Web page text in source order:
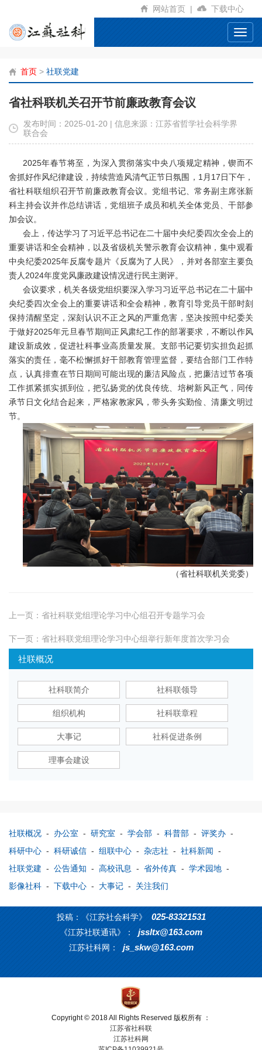
网站首页 | 下载中心
首页 > 社联党建
省社科联机关召开节前廉政教育会议
发布时间：2025-01-20 | 信息来源：江苏省哲学社会科学界
联合会
2025年春节将至，为深入贯彻落实中央八项规定精神，锲而不
舍抓好作风纪律建设，持续营造风清气正节日氛围，1月17日下午，
省社科联组织召开节前廉政教育会议。党组书记、常务副主席张新
科主持会议并作总结讲话，党组班子成员和机关全体党员、干部参
加会议。
会上，传达学习了习近平总书记在二十届中央纪委四次全会上的
重要讲话和全会精神，以及省级机关警示教育会议精神，集中观看
中央纪委2025年反腐专题片《反腐为了人民》，并对各部室主要负
责人2024年度党风廉政建设情况进行民主测评。
会议要求，机关各级党组织要深入学习习近平总书记在二十届中
央纪委四次全会上的重要讲话和全会精神，教育引导党员干部时刻
保持清醒坚定，深刻认识不正之风的严重危害，坚决按照中纪委关
于做好2025年元旦春节期间正风肃纪工作的部署要求，不断以作风
建设新成效，促进社科事业高质量发展。支部书记要切实担负起抓
落实的责任，毫不松懈抓好干部教育管理监督，要结合部门工作特
点，认真排查在节日期间可能出现的廉洁风险点，把廉洁过节各项
工作抓紧抓实抓到位，把弘扬党的优良传统、培树新风正气，同传
承节日文化结合起来，严格家教家风，带头务实勤俭、清廉文明过
节。
（省社科联机关党委）
上一页： 省社科联党组理论学习中心组召开专题学习会
下一页： 省社科联党组理论学习中心组举行新年度首次学习会
社联概况
社科联简介 社科联领导
组织机构 社科联章程
大事记 社科促进条例
理事会建设
社联概况 - 办公室 - 研究室 - 学会部 - 科普部 - 评奖办 -
科研中心 - 科研诚信 - 组联中心 - 杂志社 - 社科新闻 -
社联党建 - 公告通知 - 高校讯息 - 省外传真 - 学术园地 -
影像社科 - 下载中心 - 大事记 - 关注我们
投稿：《江苏社会科学》 025-83321531
《江苏社联通讯》： jssltx@163.com
江苏社科网： js_skw@163.com
Copyright © 2018 All Rights Reserved 版权所有 ：
江苏省社科联
江苏社科网